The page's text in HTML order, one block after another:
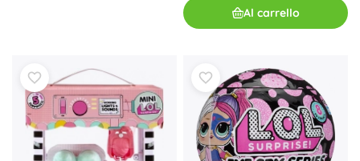
Al carrello